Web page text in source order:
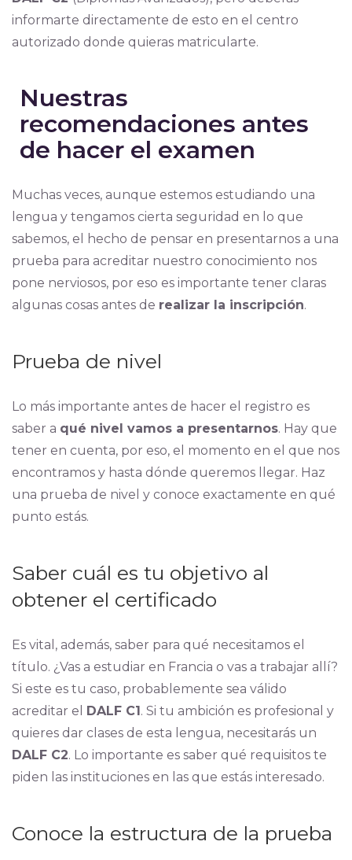
informarte directamente de esto en el centro
autorizado donde quieras matricularte.
Nuestras
recomendaciones antes
de hacer el examen
Muchas veces, aunque estemos estudiando una
lengua y tengamos cierta seguridad en lo que
sabemos, el hecho de pensar en presentarnos a una
prueba para acreditar nuestro conocimiento nos
pone nerviosos, por eso es importante tener claras
algunas cosas antes de realizar la inscripción.
Prueba de nivel
Lo más importante antes de hacer el registro es
saber a qué nivel vamos a presentarnos. Hay que
tener en cuenta, por eso, el momento en el que nos
encontramos y hasta dónde queremos llegar. Haz
una prueba de nivel y conoce exactamente en qué
punto estás.
Saber cuál es tu objetivo al
obtener el certificado
Es vital, además, saber para qué necesitamos el
título. ¿Vas a estudiar en Francia o vas a trabajar allí?
Si este es tu caso, probablemente sea válido
acreditar el DALF C1. Si tu ambición es profesional y
quieres dar clases de esta lengua, necesitarás un
DALF C2. Lo importante es saber qué requisitos te
piden las instituciones en las que estás interesado.
Conoce la estructura de la prueba